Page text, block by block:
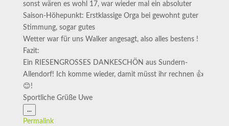
sonst wären es wohl 17, war wieder mal ein absoluter
Saison-Höhepunkt: Erstklassige Orga bei gewohnt guter
Stimmung, sogar gutes
Wetter war für uns Walker angesagt, also alles bestens !
Fazit:
Ein RIESENGROSSES DANKESCHÖN aus Sundern-
Allendorf! Ich komme wieder, damit müsst ihr rechnen 👍
😊!
Sportliche Grüße Uwe
...Diese
Metabox
Permalink